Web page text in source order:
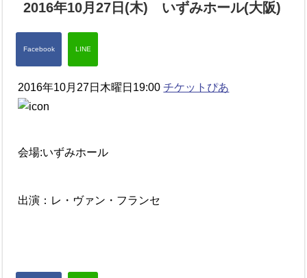
2016年10月27日(木) いずみホール(大阪)
2016年10月27日木曜日19:00チケットぴあ
会場:いずみホール
出演：レ・ヴァン・フランセ